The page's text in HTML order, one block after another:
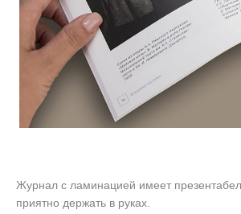
Журнал с ламинацией имеет
приятно держать в руках.